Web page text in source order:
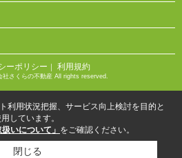
ーポリシー ｜ 利用規約
社さくらの不動産 All rights reserved.
利用状況把握、サービス向上検討を目的と
しています。
いについて」 をご確認ください。
閉じる